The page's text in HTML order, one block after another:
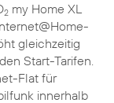
2my Home XL
gleichzeitig
Start-Tarifen.
Flat für
innerhalb